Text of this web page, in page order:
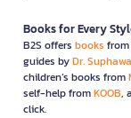
Books for Every
B2S offers books
guides byDr.
children’s books from
self-help fromKOOB,
click.